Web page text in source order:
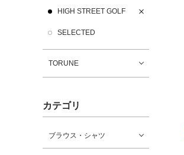
HIGH STREET GOLF
SELECTED
TORUNE
カテゴリ
ブラウス・シャツ